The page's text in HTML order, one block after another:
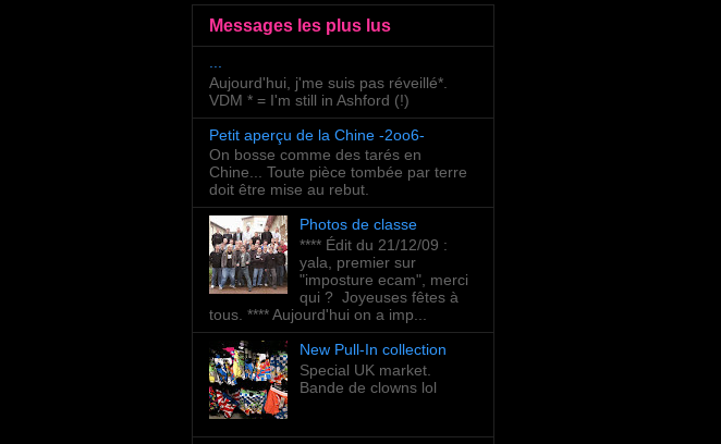
Messages les plus lus
Aujourd'hui, j'me suis pas réveillé*.
VDM * = I'm still in Ashford (!)
Petit aperçu de la Chine -2oo6-
On bosse comme des tarés en
Chine... Toute pièce tombée par terre
doit être mise au rebut.
Photos de classe
**** Édit du 21/12/09 :
yala, premier sur
"imposture ecam", merci
qui ? Joyeuses fêtes à
tous. **** Aujourd'hui on a imp...
New Pull-In collection
Special UK market.
Bande de clowns lol